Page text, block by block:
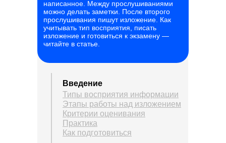
написанное. Между прослушиваниями
можно делать заметки. После второго
прослушивания пишут изложение. Как
учитывать тип восприятия, писать
изложение и готовиться к экзамену —
читайте в статье.
Введение
Типы восприятия информации
Этапы работы над изложением
Критерии оценивания
Практика
Как подготовиться